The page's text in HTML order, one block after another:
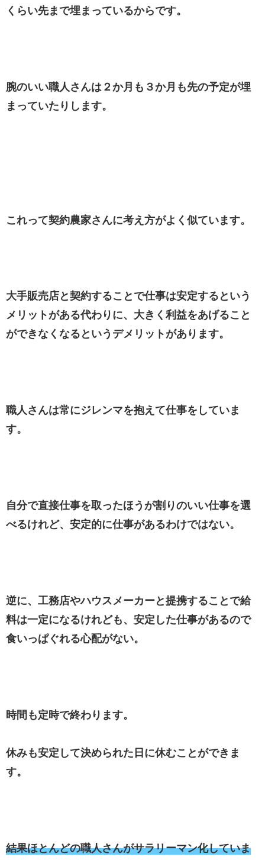
くらい先まで埋まっているからです。
腕のいい職人さんは２か月も３か月も先の予定が埋
まっていたりします。
これって契約農家さんに考え方がよく似ています。
大手販売店と契約することで仕事は安定するという
メリットがある代わりに、大きく利益をあげること
ができなくなるというデメリットがあります。
職人さんは常にジレンマを抱えて仕事をしていま
す。
自分で直接仕事を取ったほうが割りのいい仕事を選
べるけれど、安定的に仕事があるわけではない。
逆に、工務店やハウスメーカーと提携することで給
料は一定になるけれども、安定した仕事があるので
食いっぱぐれる心配がない。
時間も定時で終わります。
休みも安定して決められた日に休むことができま
す。
結果ほとんどの職人さんがサラリーマン化していま